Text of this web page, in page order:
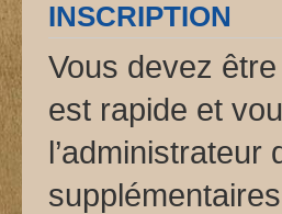
INSCRIPTION
Vous devez
est rapide et